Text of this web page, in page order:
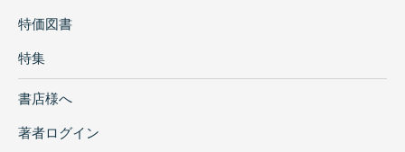
特価図書
特集
書店様へ
著者ログイン